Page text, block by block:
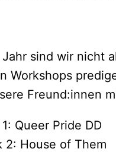
sind wir nicht
Workshops
Freund:innen
Queer Pride DD
2: House of Them